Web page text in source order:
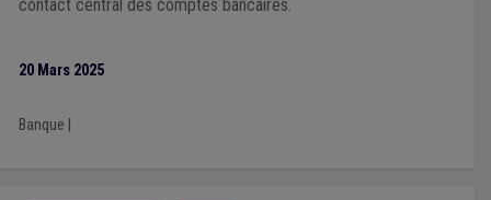
contact central des comptes bancaires.
20 Mars 2025
Banque